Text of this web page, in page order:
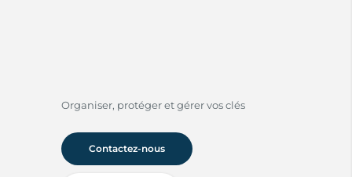
Organiser, protéger et gérer vos clés
Contactez-nous